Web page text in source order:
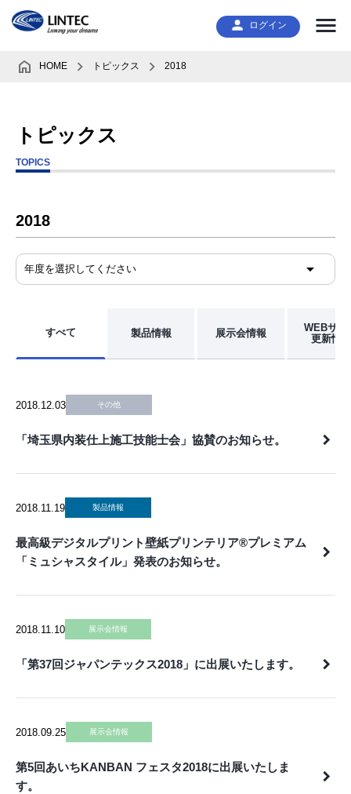
ログイン
HOME トピックス 2018
トピックス
TOPICS
2018
すべて 製品情報 展示会情報
WEBサイ
更新情報
2018.12.03 その他
「埼玉県内装仕上施工技能士会」協賛のお知らせ。
2018.11.19 製品情報
最高級デジタルプリント壁紙プリンテリア®プレミアム
「ミュシャスタイル」発表のお知らせ。
2018.11.10 展示会情報
「第37回ジャパンテックス2018」に出展いたします。
2018.09.25 展示会情報
第5回あいちKANBAN フェスタ2018に出展いたしま
す。